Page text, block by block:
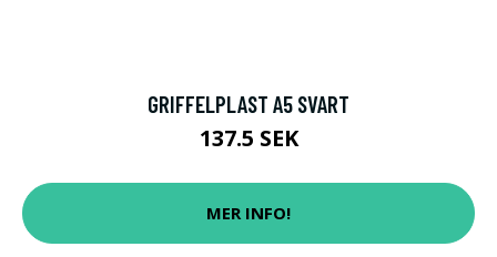
GRIFFELPLAST A5 SVART
137.5 SEK
MER INFO!